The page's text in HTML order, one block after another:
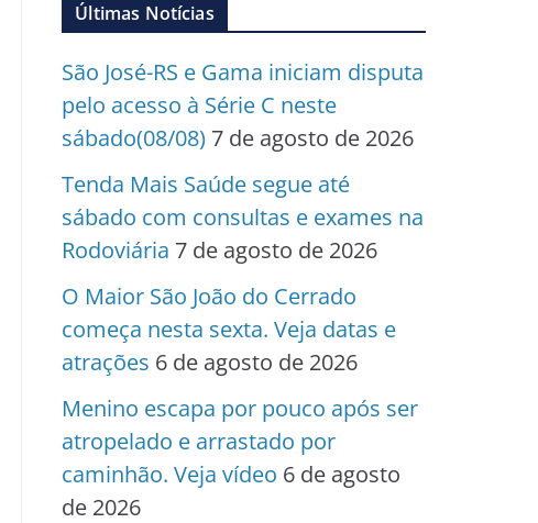
Últimas Notícias
São José-RS e Gama iniciam disputa
pelo acesso à Série C neste
sábado(08/08) 7 de agosto de 2026
Tenda Mais Saúde segue até
sábado com consultas e exames na
Rodoviária 7 de agosto de 2026
O Maior São João do Cerrado
começa nesta sexta. Veja datas e
atrações 6 de agosto de 2026
Menino escapa por pouco após ser
atropelado e arrastado por
caminhão. Veja vídeo 6 de agosto
de 2026